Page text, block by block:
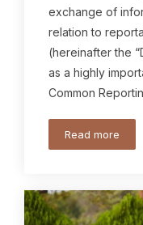
exchange of
relation to
(hereinafter the
as a highly
Common
Read more